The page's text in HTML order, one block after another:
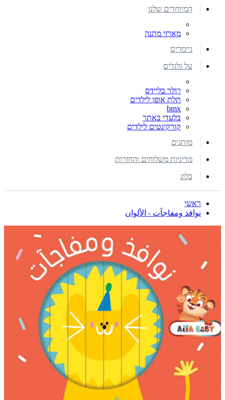
המיוחדים שלנו
מארזי מתנה
גיימרים
על גלגלים
רולר בליידס
תלת אופן לילדים
bmx
בלעדי באתר
קורקינטים לילדים
מותגים
מדיניות משלוחים והחזרות
בלוג
ראשי
نوافذ ومفاجآت - الألوان